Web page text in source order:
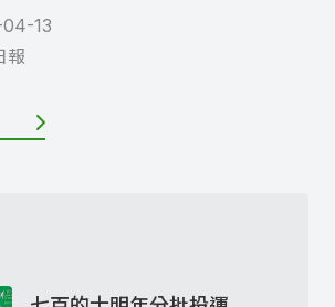
13
報